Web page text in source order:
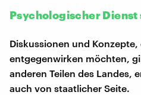
Psychologischer
Diskussionen und Konzepte,
entgegenwirken möchten,
anderen Teilen des Landes,
auch von staatlicher Seite.